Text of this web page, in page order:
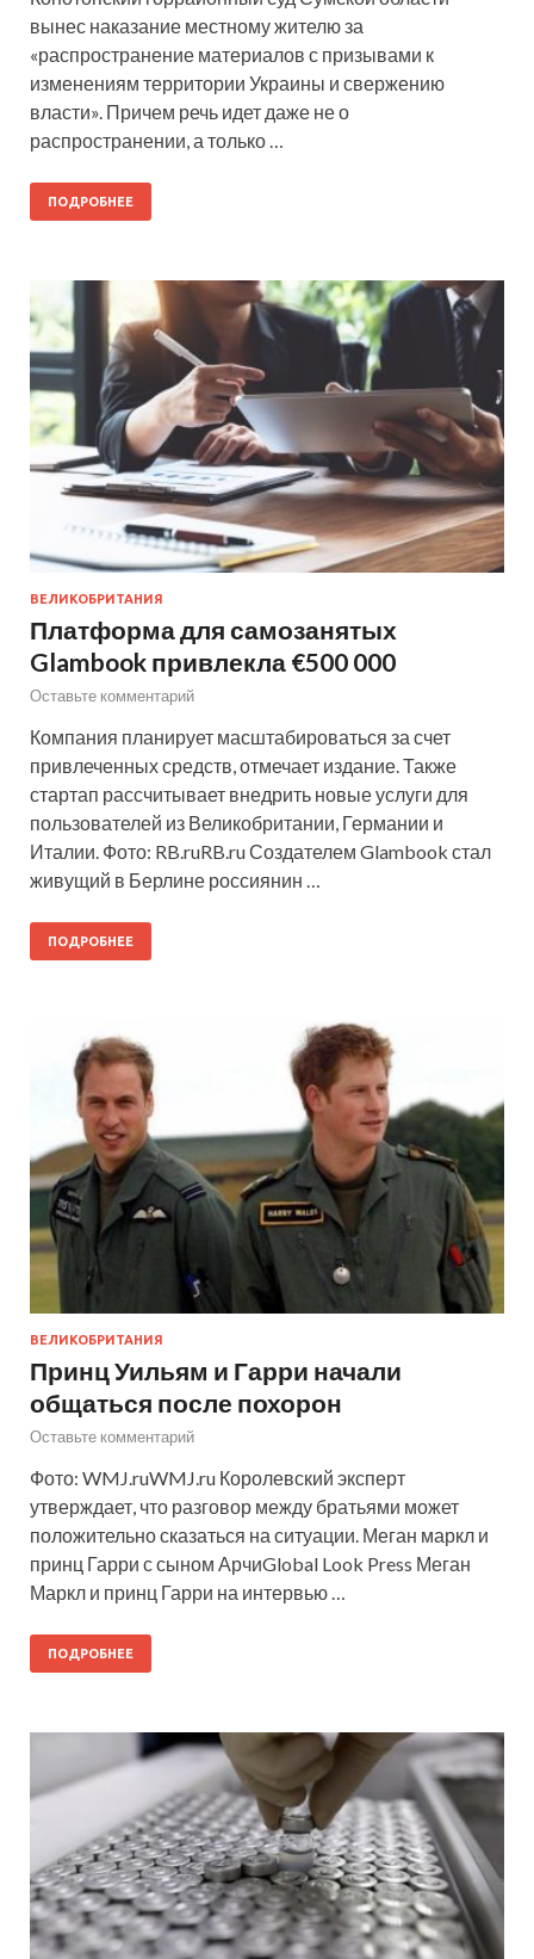
вынес наказание местному жителю за
«распространение материалов с призывами к
изменениям территории Украины и свержению
власти». Причем речь идет даже не о
распространении, а только …
ПОДРОБНЕЕ
ВЕЛИКОБРИТАНИЯ
Платформа для самозанятых
Glambook привлекла €500 000
Оставьте комментарий
Компания планирует масштабироваться за счет
привлеченных средств, отмечает издание. Также
стартап рассчитывает внедрить новые услуги для
пользователей из Великобритании, Германии и
Италии. Фото: RB.ruRB.ru Создателем Glambook стал
живущий в Берлине россиянин …
ПОДРОБНЕЕ
ВЕЛИКОБРИТАНИЯ
Принц Уильям и Гарри начали
общаться после похорон
Оставьте комментарий
Фото: WMJ.ruWMJ.ru Королевский эксперт
утверждает, что разговор между братьями может
положительно сказаться на ситуации. Меган маркл и
принц Гарри с сыном АрчиGlobal Look Press Меган
Маркл и принц Гарри на интервью …
ПОДРОБНЕЕ